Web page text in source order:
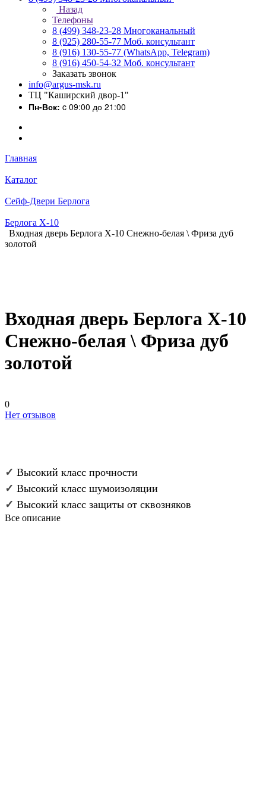
Назад
Телефоны
8 (499) 348-23-28 Многоканальный
8 (925) 280-55-77 Моб. консультант
8 (916) 130-55-77 (WhatsApp, Telegram)
8 (916) 450-54-32 Моб. консультант
Заказать звонок
info@argus-msk.ru
ТЦ "Каширский двор-1"
Пн-Вск: c 09:00 до 21:00
Главная
Каталог
Сейф-Двери Берлога
Берлога X-10
Входная дверь Берлога Х-10 Снежно-белая \ Фриза дуб
золотой
Входная дверь Берлога Х-10
Снежно-белая \ Фриза дуб
золотой
0
Нет отзывов
✓ Высокий класс прочности
✓ Высокий класс шумоизоляции
✓ Высокий класс защиты от сквозняков
Все описание